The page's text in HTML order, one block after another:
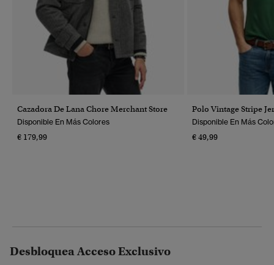
Cazadora De Lana Chore Merchant Store
Disponible En Más Colores
€ 179,99
Polo Vintage Stripe
Disponible En Más
€ 49,99
Desbloquea Acceso Exclusivo